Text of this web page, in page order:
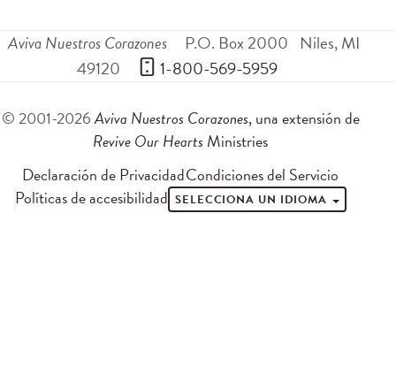
Aviva Nuestros Corazones P.O. Box 2000 Niles,MI
49120
1-800-569-5959
© 2001-2026Aviva Nuestros Corazones, una extensión de
Revive Our Hearts Ministries
Declaración de PrivacidadCondiciones del Servicio
Políticas de accesibilidad SELECCIONA UN IDIOMA